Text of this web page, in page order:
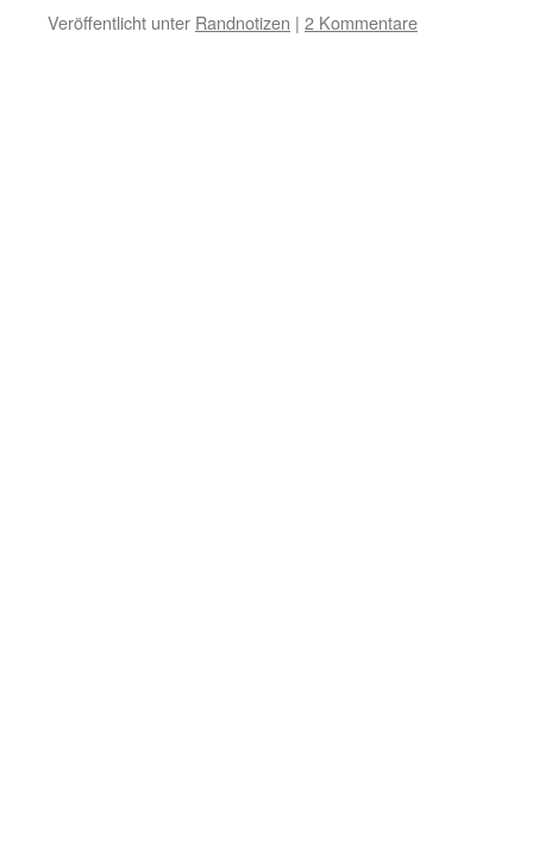
Veröffentlicht unter Randnotizen | 2 Kommentare